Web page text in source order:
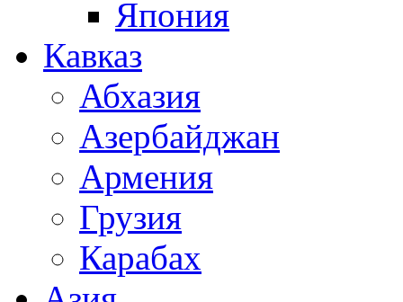
Япония
Кавказ
Абхазия
Азербайджан
Армения
Грузия
Карабах